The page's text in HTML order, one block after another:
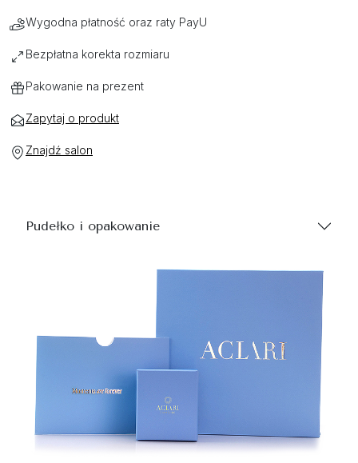
Wygodna płatność oraz raty PayU
Bezpłatna korekta rozmiaru
Pakowanie na prezent
Zapytaj o produkt
Znajdź salon
Pudełko i opakowanie